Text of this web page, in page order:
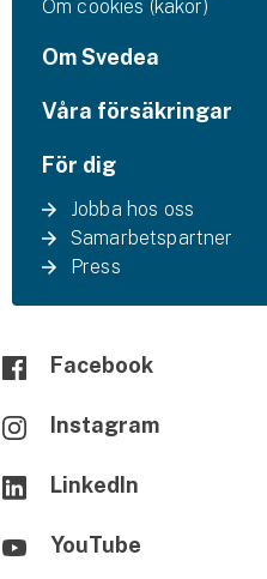
Om cookies (kakor)
Om Svedea
Våra försäkringar
För dig
Jobba hos oss
Samarbetspartner
Press
Facebook
Instagram
LinkedIn
YouTube